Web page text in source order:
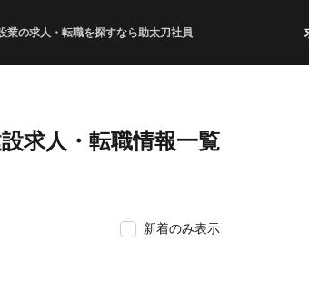
業の求人・転職を探すなら助太刀社員
求人・転職情報一覧
新着のみ表示